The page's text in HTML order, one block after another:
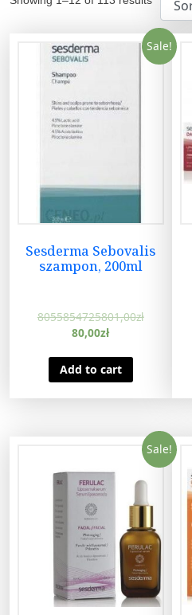
Sale!
Sesderma Sebovalis
szampon, 200ml
8055854725801,00zł
80,00zł
Add to cart
Sale!